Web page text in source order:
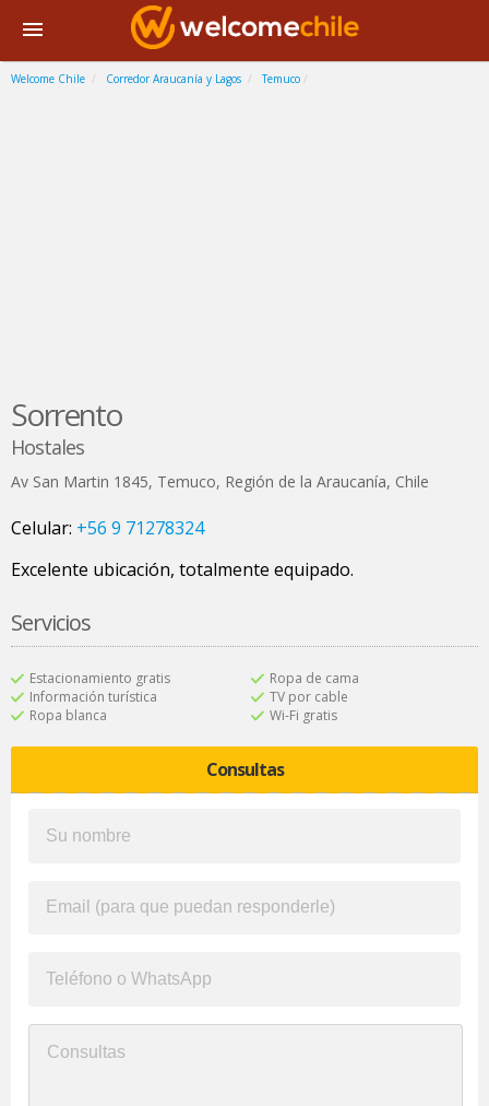
Welcome Chile Corredor Araucanía y Lagos Temuco
Sorrento
Hostales
Av San Martin 1845, Temuco, Región de la Araucanía, Chile
Celular: +56 9 71278324
Excelente ubicación, totalmente equipado.
Servicios
Estacionamiento gratis
Información turística
Ropa blanca
Ropa de cama
TV por cable
Wi-Fi gratis
Consultas